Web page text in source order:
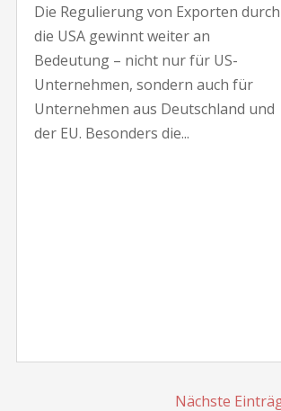
Die Regulierung von Exporten durch
die USA gewinnt weiter an
Bedeutung – nicht nur für US-
Unternehmen, sondern auch für
Unternehmen aus Deutschland und
der EU. Besonders die...
Nächste